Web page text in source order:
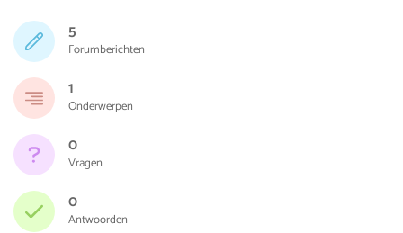
5
Forumberichten
1
Onderwerpen
0
Vragen
0
Antwoorden